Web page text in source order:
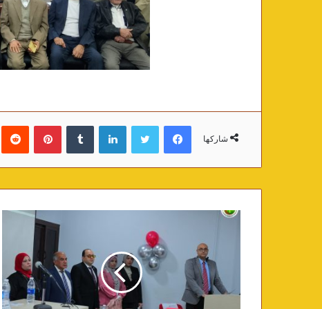
شاركها
فيسبوك لينكدإن بينتيريست